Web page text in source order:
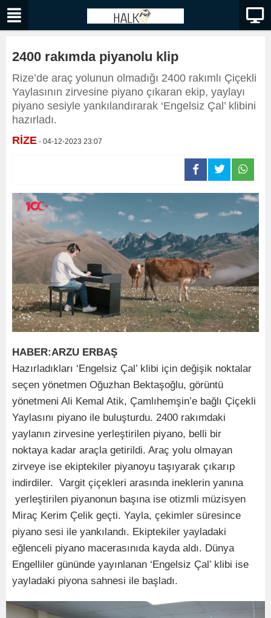
2400 rakımda piyanolu klip
Rize’de araç yolunun olmadığı 2400 rakımlı Çiçekli
Yaylasının zirvesine piyano çıkaran ekip, yaylayı
piyano sesiyle yankılandırarak ‘Engelsiz Çal’ klibini
hazırladı.
RİZE - 04-12-2023 23:07
HABER:ARZU ERBAŞ
Hazırladıkları ‘Engelsiz Çal’ klibi için değişik noktalar
seçen yönetmen Oğuzhan Bektaşoğlu, görüntü
yönetmeni Ali Kemal Atik, Çamlıhemşin’e bağlı Çiçekli
Yaylasını piyano ile buluşturdu. 2400 rakımdaki
yaylanın zirvesine yerleştirilen piyano, belli bir
noktaya kadar araçla getirildi. Araç yolu olmayan
zirveye ise ekiptekiler piyanoyu taşıyarak çıkarıp
indirdiler. Vargit çiçekleri arasında ineklerin yanına
yerleştirilen piyanonun başına ise otizmli müzisyen
Miraç Kerim Çelik geçti. Yayla, çekimler süresince
piyano sesi ile yankılandı. Ekiptekiler yayladaki
eğlenceli piyano macerasınıda kayda aldı. Dünya
Engelliler gününde yayınlanan ‘Engelsiz Çal’ klibi ise
yayladaki piyona sahnesi ile başladı.